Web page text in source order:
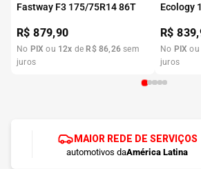
Fastway F3 175/75R14 86T
R$879,90
No PIX ou 12x de R$ 86,26 sem
juros
Ecology
R$
No PIX ou
juros
MAIOR REDE DE SERVIÇOS
automotivos daAmérica Latina